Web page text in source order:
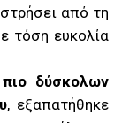
από τη
τόση ευκολία
δύσκολων
, εξαπατήθηκε